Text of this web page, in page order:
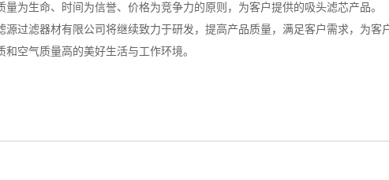
为生命、时间为信誉、价格为竞争力的原则，为客户提供的吸头滤芯产品。
源过滤器材有限公司将继续致力于研发，提高产品质量，满足客户需求，为客
空气质量高的美好生活与工作环境。